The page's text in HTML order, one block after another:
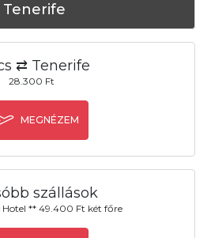
Tenerife
⇄ Tenerife
28.300 Ft
MEGNÉZEM
szállások
Hotel ** 49.400 Ft két főre